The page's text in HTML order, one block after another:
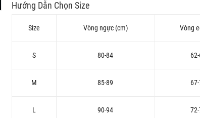
Hướng Dẫn Chọn Size
Size Vòng ngực (cm) Vòng
S 80-84
M 85-89
L 90-94